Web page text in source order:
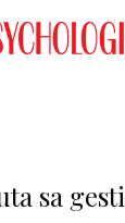
sa